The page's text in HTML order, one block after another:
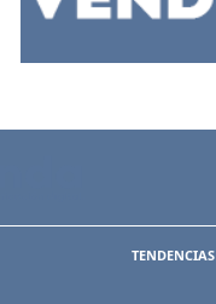
TENDENCIAS